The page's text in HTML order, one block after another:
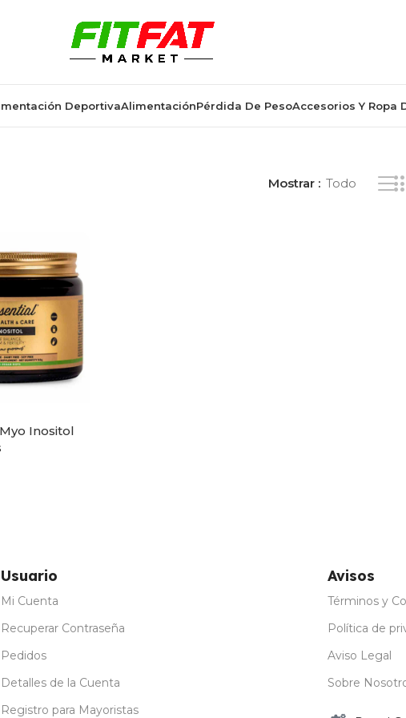
DeportivaAlimentaciónPérdida De PesoAccesorios Y Ropa
Mostrar Todo
Inositol
Usuario
Mi Cuenta
Recuperar Contraseña
Pedidos
Detalles de la Cuenta
Registro para Mayoristas
Avisos
Términos y
Política de
Aviso Legal
Sobre